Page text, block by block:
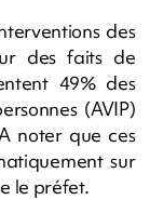
des
des faits de
49% des
(AVIP)
noter que ces
sur
le préfet.